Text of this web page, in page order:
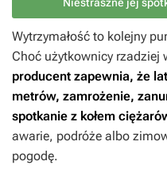
Wytrzymałość to kolejny
Choć użytkownicy rzadziej
producent zapewnia, że
metrów, zamrożenie,
spotkanie z kołem
awarie, podróże albo
pogodę.